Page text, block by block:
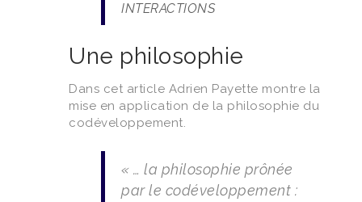
INTERACTIONS
Une philosophie
Dans cet article Adrien Payette montre la
mise en application de la philosophie du
codéveloppement.
« … la philosophie prônée
par le codéveloppement :